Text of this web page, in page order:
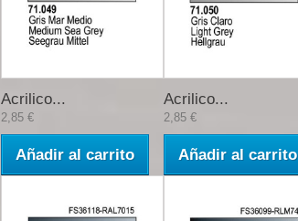
Acrilico...
2,85 €
Añadir al carrito
Acrilico...
2,85 €
Añadir al carrito